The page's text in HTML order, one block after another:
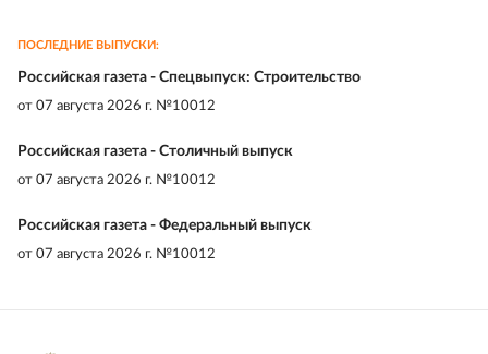
ПОСЛЕДНИЕ ВЫПУСКИ:
Российская газета - Спецвыпуск: Строительство
от 07 августа 2026 г. №10012
Российская газета - Столичный выпуск
от 07 августа 2026 г. №10012
Российская газета - Федеральный выпуск
от 07 августа 2026 г. №10012